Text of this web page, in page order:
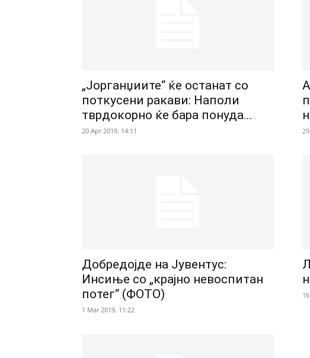
„Јорганџиите“ ќе останат со
поткусени ракави: Наполи
тврдокорно ќе бара понуда...
20 Apr 2019. 14:11
Добредојде на Јувентус:
Инсиње со „крајно невоспитан
потег“ (ФОТО)
1 Mar 2019. 11:22